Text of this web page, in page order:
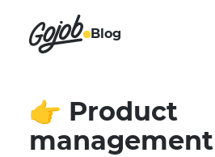
Blog
👉 Product
management